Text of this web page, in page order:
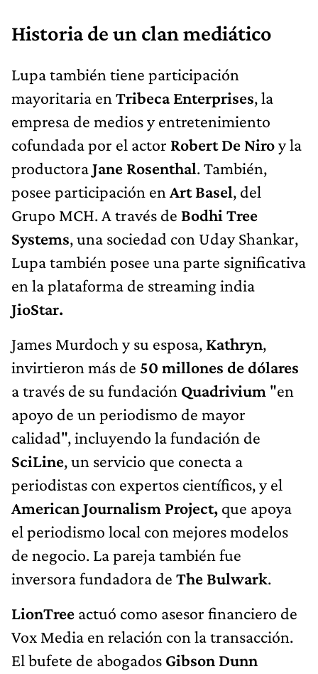
Historia de un clan mediático
Lupa también tiene participación
mayoritaria en Tribeca Enterprises, la
empresa de medios y entretenimiento
cofundada por el actor Robert De Niroy la
productoraJane Rosenthal. También,
posee participación en Art Basel, del
Grupo MCH. A través de Bodhi Tree
Systems, una sociedad con Uday Shankar,
Lupa también posee una parte significativa
en la plataforma de streaming india
JioStar.
James Murdoch y su esposa, Kathryn,
invirtieron más de 50 millones de dólares
a través de su fundación Quadrivium "en
apoyo de un periodismo de mayor
calidad", incluyendo la fundación de
SciLine, un servicio que conecta a
periodistas con expertos científicos, y el
American Journalism Project, que apoya
el periodismo local con mejores modelos
de negocio. La pareja también fue
inversora fundadora de The Bulwark.
LionTree actuó como asesor financiero de
Vox Media en relación con la transacción.
El bufete de abogados Gibson Dunn